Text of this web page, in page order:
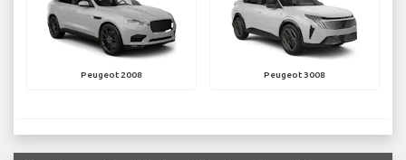
Peugeot 2008 Peugeot 3008